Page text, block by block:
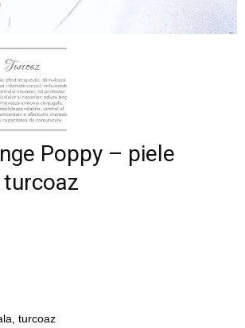
&
lifestyle
blog
Poppy – piele
turcoaz